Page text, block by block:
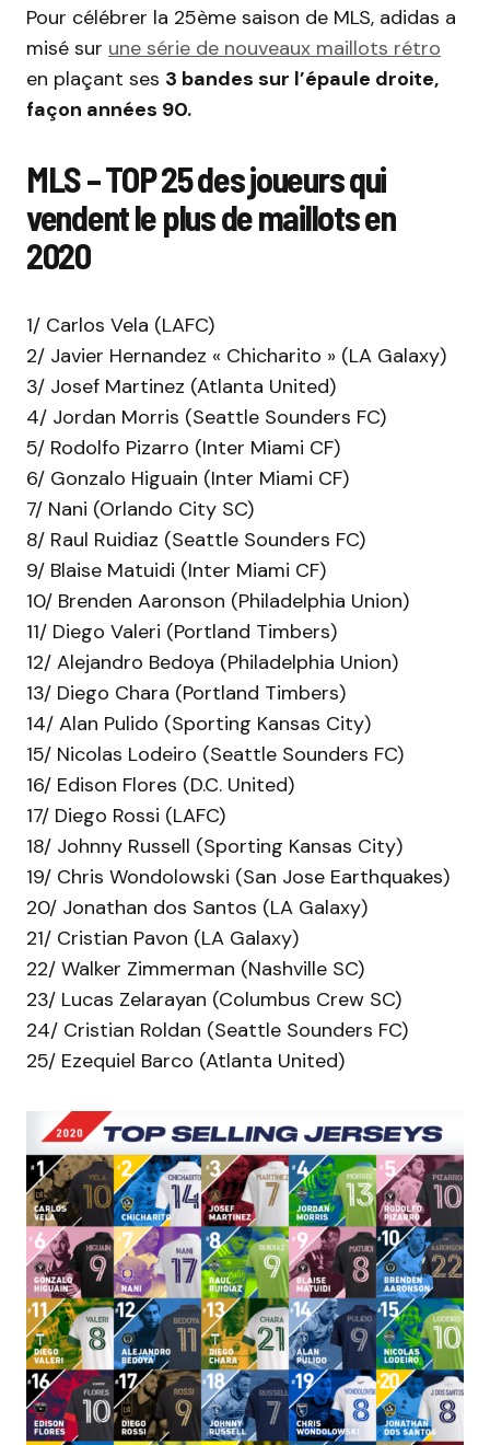
Pour célébrer la 25ème saison de MLS, adidas a
misé sur une série de nouveaux maillots rétro
en plaçant ses 3 bandes sur l’épaule droite,
façon années 90.
MLS – TOP 25 des joueurs qui
vendent le plus de maillots en
2020
1/ Carlos Vela (LAFC)
2/ Javier Hernandez « Chicharito » (LA Galaxy)
3/ Josef Martinez (Atlanta United)
4/ Jordan Morris (Seattle Sounders FC)
5/ Rodolfo Pizarro (Inter Miami CF)
6/ Gonzalo Higuain (Inter Miami CF)
7/ Nani (Orlando City SC)
8/ Raul Ruidiaz (Seattle Sounders FC)
9/ Blaise Matuidi (Inter Miami CF)
10/ Brenden Aaronson (Philadelphia Union)
11/ Diego Valeri (Portland Timbers)
12/ Alejandro Bedoya (Philadelphia Union)
13/ Diego Chara (Portland Timbers)
14/ Alan Pulido (Sporting Kansas City)
15/ Nicolas Lodeiro (Seattle Sounders FC)
16/ Edison Flores (D.C. United)
17/ Diego Rossi (LAFC)
18/ Johnny Russell (Sporting Kansas City)
19/ Chris Wondolowski (San Jose Earthquakes)
20/ Jonathan dos Santos (LA Galaxy)
21/ Cristian Pavon (LA Galaxy)
22/ Walker Zimmerman (Nashville SC)
23/ Lucas Zelarayan (Columbus Crew SC)
24/ Cristian Roldan (Seattle Sounders FC)
25/ Ezequiel Barco (Atlanta United)